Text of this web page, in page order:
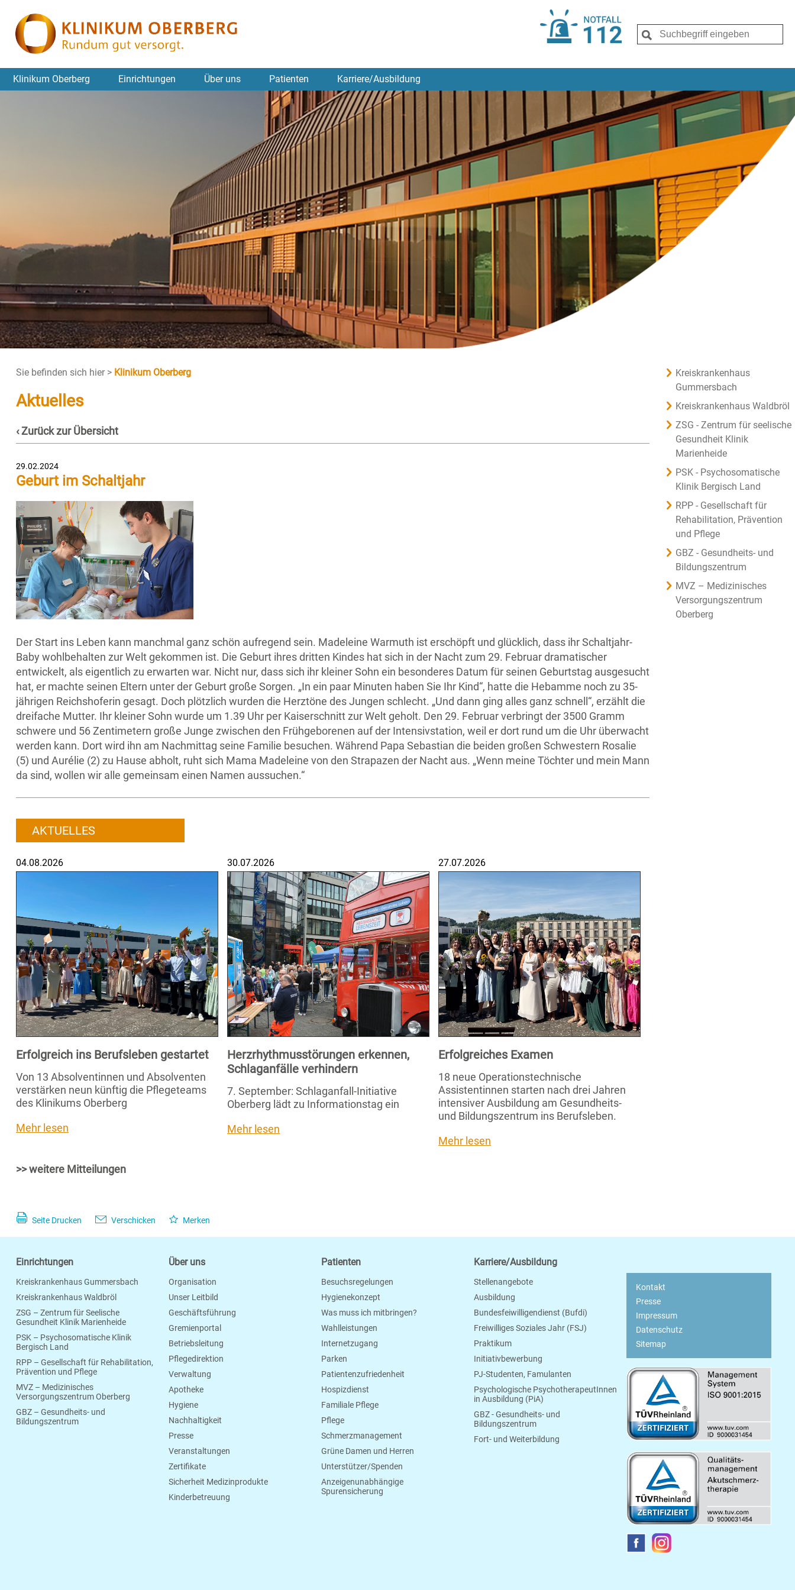
Klinikum Oberberg Einrichtungen Über uns Patienten Karriere/Ausbildung
Sie befinden sich hier > Klinikum Oberberg
Aktuelles
‹ Zurück zur Übersicht
29.02.2024
Geburt im Schaltjahr
Der Start ins Leben kann manchmal ganz schön aufregend sein. Madeleine Warmuth ist erschöpft und glücklich, dass ihr Schaltjahr-
Baby wohlbehalten zur Welt gekommen ist. Die Geburt ihres dritten Kindes hat sich in der Nacht zum 29. Februar dramatischer
entwickelt, als eigentlich zu erwarten war. Nicht nur, dass sich ihr kleiner Sohn ein besonderes Datum für seinen Geburtstag ausgesucht
hat, er machte seinen Eltern unter der Geburt große Sorgen. „In ein paar Minuten haben Sie Ihr Kind“, hatte die Hebamme noch zu 35-
jährigen Reichshoferin gesagt. Doch plötzlich wurden die Herztöne des Jungen schlecht. „Und dann ging alles ganz schnell“, erzählt die
dreifache Mutter. Ihr kleiner Sohn wurde um 1.39 Uhr per Kaiserschnitt zur Welt geholt. Den 29. Februar verbringt der 3500 Gramm
schwere und 56 Zentimetern große Junge zwischen den Frühgeborenen auf der Intensivstation, weil er dort rund um die Uhr überwacht
werden kann. Dort wird ihn am Nachmittag seine Familie besuchen. Während Papa Sebastian die beiden großen Schwestern Rosalie
(5) und Aurélie (2) zu Hause abholt, ruht sich Mama Madeleine von den Strapazen der Nacht aus. „Wenn meine Töchter und mein Mann
da sind, wollen wir alle gemeinsam einen Namen aussuchen.“
AKTUELLES
04.08.2026
Erfolgreich ins Berufsleben gestartet
Von 13 Absolventinnen und Absolventen
verstärken neun künftig die Pflegeteams
des Klinikums Oberberg
Mehr lesen
30.07.2026
Herzrhythmusstörungen erkennen,
Schlaganfälle verhindern
7. September: Schlaganfall-Initiative
Oberberg lädt zu Informationstag ein
Mehr lesen
27.07.2026
Erfolgreiches Examen
18 neue Operationstechnische
Assistentinnen starten nach drei Jahren
intensiver Ausbildung am Gesundheits-
und Bildungszentrum ins Berufsleben.
Mehr lesen
>> weitere Mitteilungen
Kreiskrankenhaus
Gummersbach
Kreiskrankenhaus Waldbröl
ZSG - Zentrum für seelische
Gesundheit Klinik
Marienheide
PSK - Psychosomatische
Klinik Bergisch Land
RPP - Gesellschaft für
Rehabilitation, Prävention
und Pflege
GBZ - Gesundheits- und
Bildungszentrum
MVZ – Medizinisches
Versorgungszentrum
Oberberg
Seite Drucken Verschicken Merken
Einrichtungen
Kreiskrankenhaus Gummersbach
Kreiskrankenhaus Waldbröl
ZSG – Zentrum für Seelische
Gesundheit Klinik Marienheide
PSK – Psychosomatische Klinik
Bergisch Land
RPP – Gesellschaft für Rehabilitation,
Prävention und Pflege
MVZ – Medizinisches
Versorgungszentrum Oberberg
GBZ – Gesundheits- und
Bildungszentrum
Über uns
Organisation
Unser Leitbild
Geschäftsführung
Gremienportal
Betriebsleitung
Pflegedirektion
Verwaltung
Apotheke
Hygiene
Nachhaltigkeit
Presse
Veranstaltungen
Zertifikate
Sicherheit Medizinprodukte
Kinderbetreuung
Patienten
Besuchsregelungen
Hygienekonzept
Was muss ich mitbringen?
Wahlleistungen
Internetzugang
Parken
Patientenzufriedenheit
Hospizdienst
Familiale Pflege
Pflege
Schmerzmanagement
Grüne Damen und Herren
Unterstützer/Spenden
Anzeigenunabhängige
Spurensicherung
Karriere/Ausbildung
Stellenangebote
Ausbildung
Bundesfeiwilligendienst (Bufdi)
Freiwilliges Soziales Jahr (FSJ)
Praktikum
Initiativbewerbung
PJ-Studenten, Famulanten
Psychologische PsychotherapeutInnen
in Ausbildung (PiA)
GBZ - Gesundheits- und
Bildungszentrum
Fort- und Weiterbildung
Kontakt
Presse
Impressum
Datenschutz
Sitemap